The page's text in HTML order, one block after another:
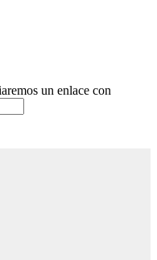
un enlace con